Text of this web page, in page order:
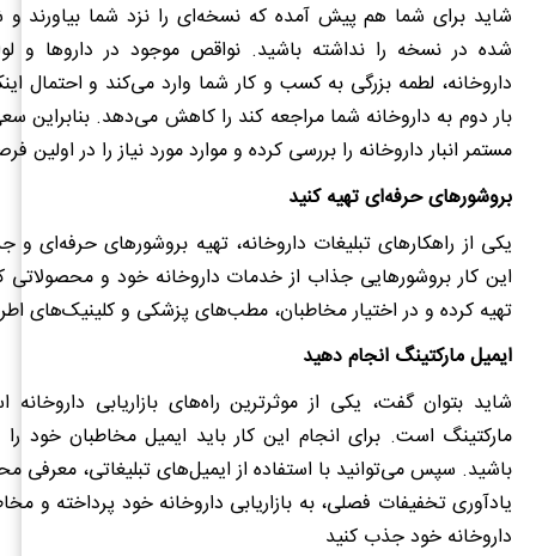
شاید برای شما هم پیش آمده که نسخه‌ای را نزد شما بیاورند و
شده در نسخه را نداشته باشید. نواقص موجود در داروها و
داروخانه، لطمه بزرگی به کسب و کار شما وارد می‌کند و احتمال
بار دوم به داروخانه شما مراجعه کند را کاهش می‌دهد. بنابراین
مستمر انبار داروخانه را بررسی کرده و موارد مورد نیاز را در اولین
بروشورهای حرفه‌ای تهیه کنید
یکی از راهکارهای تبلیغات داروخانه، تهیه بروشورهای حرفه‌ای
این کار بروشورهایی جذاب از خدمات داروخانه خود و محصولاتی
تهیه کرده و در اختیار مخاطبان، مطب‌های پزشکی و کلینیک‌های
ایمیل مارکتینگ انجام دهید
شاید بتوان گفت، یکی از موثرترین راه‌های بازاریابی داروخانه
مارکتینگ است. برای انجام این کار باید ایمیل مخاطبان خود را
باشید. سپس می‌توانید با استفاده از ایمیل‌های تبلیغاتی، معرفی
یادآوری تخفیفات فصلی، به بازاریابی داروخانه خود پرداخته و
داروخانه خود جذب کنید